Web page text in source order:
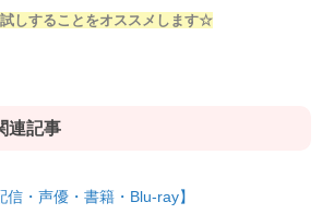
しすることをオススメします☆
連記事
信・声優・書籍・Blu-ray】